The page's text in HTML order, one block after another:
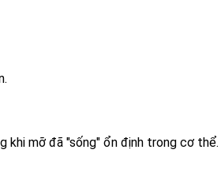
khi mỡ đã "sống" ổn định trong cơ thể.